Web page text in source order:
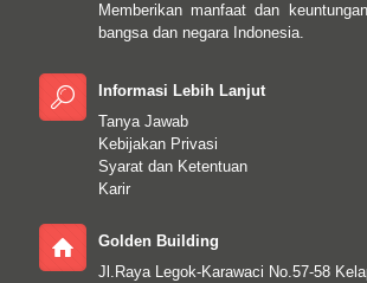
Memberikan manfaat dan
bangsa dan negara Indonesia.
Informasi Lebih Lanjut
Tanya Jawab
Kebijakan Privasi
Syarat dan Ketentuan
Karir
Golden Building
Jl.Raya Legok-Karawaci No.57-58